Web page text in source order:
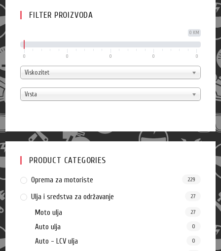
FILTER PROIZVODA
0 KM
0 0 0 0 0
Viskozitet
Vrsta
PRODUCT CATEGORIES
Oprema za motoriste 229
Ulja i sredstva za održavanje 27
Moto ulja 27
Auto ulja 0
Auto - LCV ulja 0